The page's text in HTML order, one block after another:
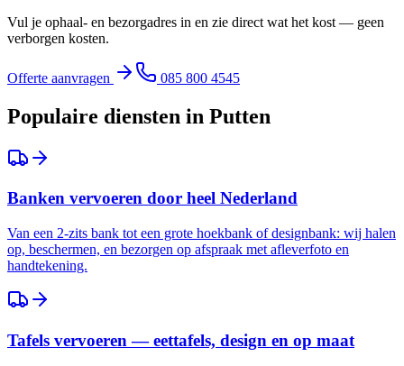
Vul je ophaal- en bezorgadres in en zie direct wat het kost — geen
verborgen kosten.
Offerte aanvragen 085 800 4545
Populaire diensten in Putten
Banken vervoeren door heel Nederland
Van een 2-zits bank tot een grote hoekbank of designbank: wij halen
op, beschermen, en bezorgen op afspraak met afleverfoto en
handtekening.
Tafels vervoeren — eettafels, design en op maat